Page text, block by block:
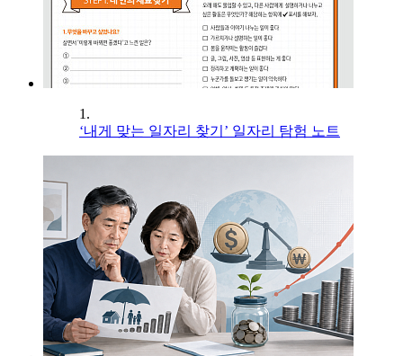
1.
‘내게 맞는 일자리 찾기’ 일자리 탐험 노트